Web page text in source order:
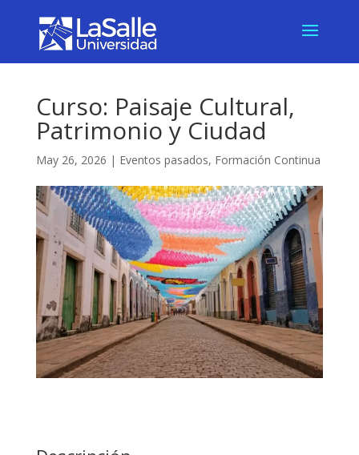
Curso: Paisaje Cultural,
Patrimonio y Ciudad
May 26, 2026 | Eventos pasados, Formación Continua